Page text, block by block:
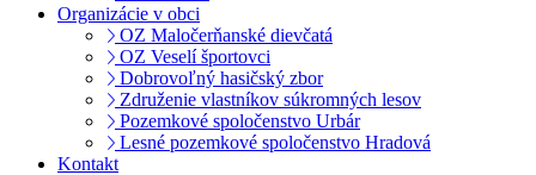
Organizácie v obci
OZ Maločerňanské dievčatá
OZ Veselí športovci
Dobrovoľný hasičský zbor
Združenie vlastníkov súkromných lesov
Pozemkové spoločenstvo Urbár
Lesné pozemkové spoločenstvo Hradová
Kontakt